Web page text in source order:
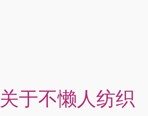
关于不懒人纺织